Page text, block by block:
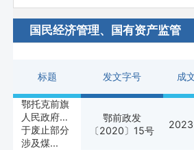
国民经济管理、国有资产监管
标题 发文字号 成
鄂托克前旗
人民政府关
于废止部分
涉及煤...
鄂前政发
〔2020〕15号